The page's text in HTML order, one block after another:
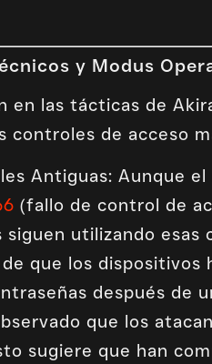
y Modus
en las tácticas de
controles de acceso
Antiguas: Aunque
(fallo de control de
utilizando esas
que los dispositivos
después de
que los
sugiere que han